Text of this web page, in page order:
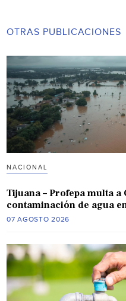
OTRAS PUBLICACIONES
NACIONAL
Tijuana – Profepa multa a
contaminación de agua
07 AGOSTO 2026